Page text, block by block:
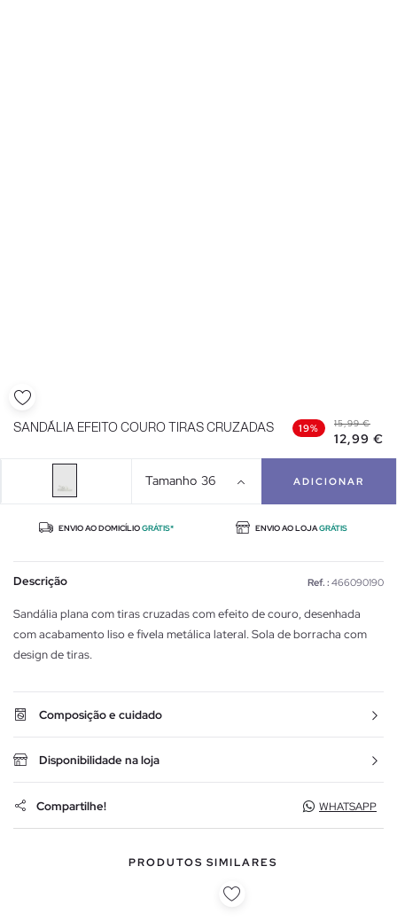
SANDÁLIA EFEITO COURO TIRAS CRUZADAS 19% 15,99 €
12,99 €
Tamanho 36 ADICIONAR
ENVIO AO DOMICÍLIOGRÁTIS* ENVIO AO LOJAGRÁTIS
Descrição Ref. : 466090190
Sandália plana com tiras cruzadas com efeito de couro, desenhada
com acabamento liso e fivela metálica lateral. Sola de borracha com
design de tiras.
Composição e cuidado
Disponibilidade na loja
Compartilhe! WHATSAPP
PRODUTOS SIMILARES